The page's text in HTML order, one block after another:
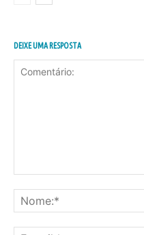
DEIXE UMA RESPOSTA